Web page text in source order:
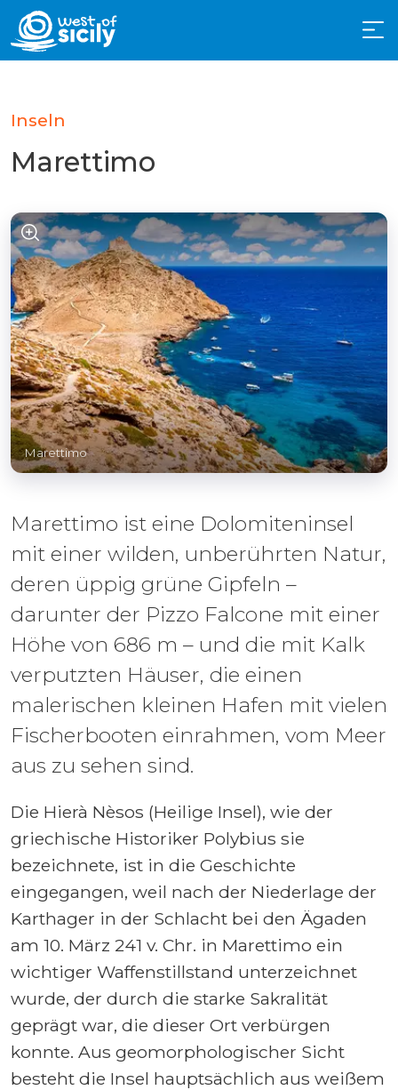
Inseln
Marettimo
Marettimo
Marettimo ist eine Dolomiteninsel
mit einer wilden, unberührten Natur,
deren üppig grüne Gipfeln –
darunter der Pizzo Falcone mit einer
Höhe von 686 m – und die mit Kalk
verputzten Häuser, die einen
malerischen kleinen Hafen mit vielen
Fischerbooten einrahmen, vom Meer
aus zu sehen sind.
Die Hierà Nèsos (Heilige Insel), wie der
griechische Historiker Polybius sie
bezeichnete, ist in die Geschichte
eingegangen, weil nach der Niederlage der
Karthager in der Schlacht bei den Ägaden
am 10. März 241 v. Chr. in Marettimo ein
wichtiger Waffenstillstand unterzeichnet
wurde, der durch die starke Sakralität
geprägt war, die dieser Ort verbürgen
konnte. Aus geomorphologischer Sicht
besteht die Insel hauptsächlich aus weißem